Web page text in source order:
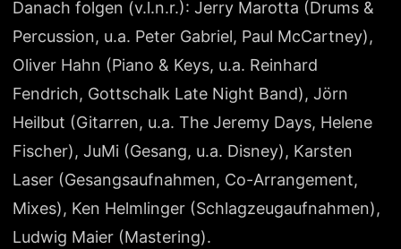
Danach folgen (v.l.n.r.): Jerry Marotta (Drums &
Percussion, u.a. Peter Gabriel, Paul McCartney),
Oliver Hahn (Piano & Keys, u.a. Reinhard
Fendrich, Gottschalk Late Night Band), Jörn
Heilbut (Gitarren, u.a. The Jeremy Days, Helene
Fischer), JuMi (Gesang, u.a. Disney), Karsten
Laser (Gesangsaufnahmen, Co-Arrangement,
Mixes), Ken Helmlinger (Schlagzeugaufnahmen),
Ludwig Maier (Mastering).